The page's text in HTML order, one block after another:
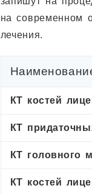
на современном
лечения.
КТ костей
КТ
КТ головного
КТ костей